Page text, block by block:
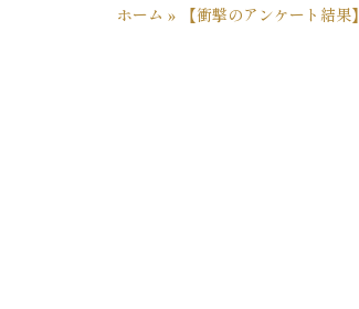
ホーム » 【衝撃のアンケート結果】